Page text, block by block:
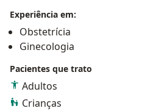
necessidades únicas de cada
Experiência em:
Obstetrícia
Ginecologia
Pacientes que trato
Adultos
Crianças